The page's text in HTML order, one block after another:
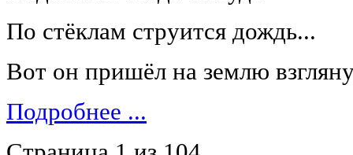
По стёклам струится дождь...
Вот он пришёл на землю
Подробнее ...